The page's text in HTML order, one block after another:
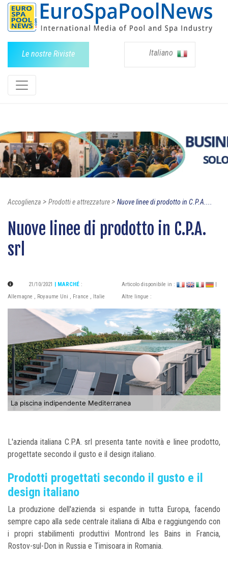
Le nostre Riviste Italiano
Accoglienza > Prodotti e attrezzature> Nuove linee di prodotto in C.P.A....
Nuove linee di prodotto in C.P.A.
srl
21/10/2021 | MARCHÉ :
Allemagne , Royaume Uni , France , Italie
Articolo disponibile in :
|
Altre lingue :
La piscina indipendente Mediterranea
L'azienda italiana C.P.A. srl presenta tante novità e linee prodotto,
progettate secondo il gusto e il design italiano.
Prodotti progettati secondo il gusto e il
design italiano
La produzione dell'azienda si espande in tutta Europa, facendo
sempre capo alla sede centrale italiana di Alba e raggiungendo con
i propri stabilimenti produttivi Montrond les Bains in Francia,
Rostov-sul-Don in Russia e Timisoara in Romania.